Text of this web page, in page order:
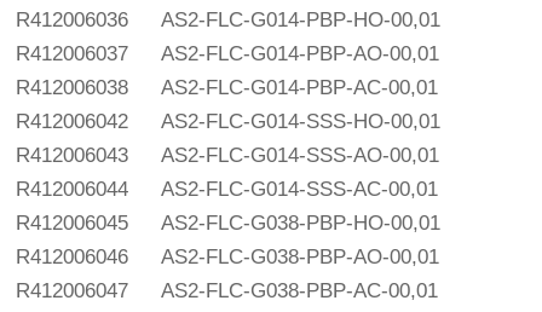
R412006036
AS2-FLC-G014-PBP-HO-00,01
R412006037
AS2-FLC-G014-PBP-AO-00,01
R412006038
AS2-FLC-G014-PBP-AC-00,01
R412006042
AS2-FLC-G014-SSS-HO-00,01
R412006043
AS2-FLC-G014-SSS-AO-00,01
R412006044
AS2-FLC-G014-SSS-AC-00,01
R412006045
AS2-FLC-G038-PBP-HO-00,01
R412006046
AS2-FLC-G038-PBP-AO-00,01
R412006047
AS2-FLC-G038-PBP-AC-00,01